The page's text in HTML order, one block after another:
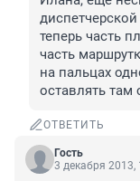
теперь часть
часть
на пальцах
оставлять там
ОТВЕТИТЬ
Гость
3 декабря 2013,